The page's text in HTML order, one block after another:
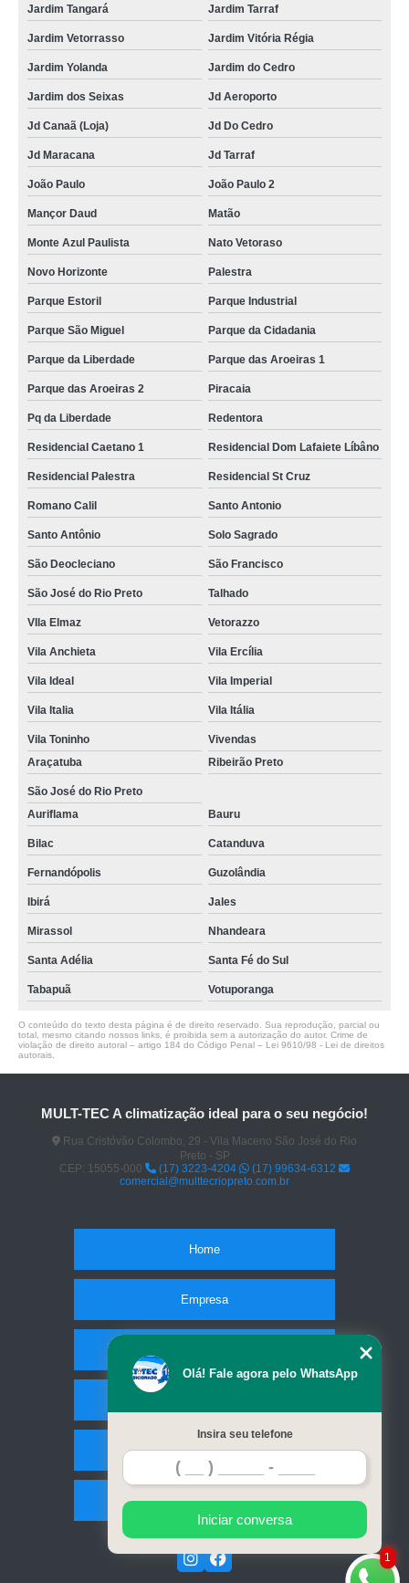
Jardim Tangará Jardim Tarraf
Jardim Vetorrasso Jardim Vitória Régia
Jardim Yolanda Jardim do Cedro
Jardim dos Seixas Jd Aeroporto
Jd Canaã (Loja) Jd Do Cedro
Jd Maracana Jd Tarraf
João Paulo João Paulo 2
Mançor Daud Matão
Monte Azul Paulista Nato Vetoraso
Novo Horizonte Palestra
Parque Estoril Parque Industrial
Parque São Miguel Parque da Cidadania
Parque da Liberdade Parque das Aroeiras 1
Parque das Aroeiras 2 Piracaia
Pq da Liberdade Redentora
Residencial Caetano 1 Residencial Dom Lafaiete Líbâno
Residencial Palestra Residencial St Cruz
Romano Calil Santo Antonio
Santo Antônio Solo Sagrado
São Deocleciano São Francisco
São José do Rio Preto Talhado
VIla Elmaz Vetorazzo
Vila Anchieta Vila Ercília
Vila Ideal Vila Imperial
Vila Italia Vila Itália
Vila Toninho
Vivendas
Araçatuba
Ribeirão Preto
São José do Rio Preto
Auriflama
Bauru
Bilac Catanduva
Fernandópolis Guzolândia
Ibirá Jales
Mirassol Nhandeara
Santa Adélia Santa Fé do Sul
Tabapuã Votuporanga
O conteúdo do texto desta página é de direito reservado. Sua reprodução, parcial ou
total, mesmo citando nossos links, é proibida sem a autorização do autor. Crime de
violação de direito autoral – artigo 184 do Código Penal – Lei 9610/98 - Lei de direitos
autorais
MULT-TEC A climatização ideal para o seu negócio!
Rua Cristóvão Colombo, 29 - Vila Maceno São José do Rio
Preto - SP
CEP: 15055-000
(17) 3223-4204
(17) 99634-6312
comercial@multtecriopreto.com.br
Home
Empresa
Contato
Mapa do site
1
Olá! Fale agora pelo WhatsApp
Insira seu telefone
Iniciar conversa